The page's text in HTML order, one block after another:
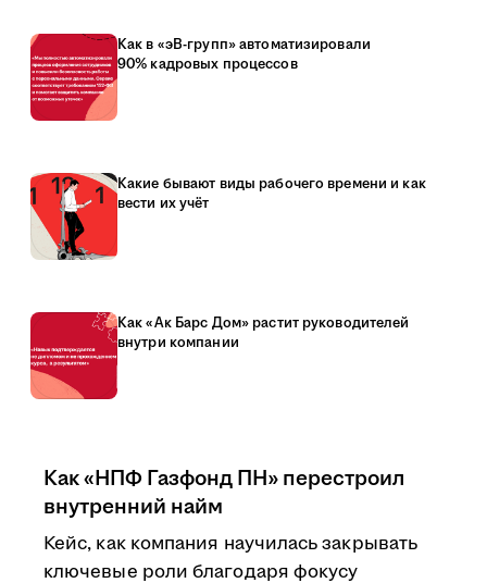
Как в «эВ-групп» автоматизировали
90% кадровых процессов
Какие бывают виды рабочего времени и как
вести их учёт
Как «Ак Барс Дом» растит руководителей
внутри компании
Как «НПФ Газфонд ПН» перестроил
внутренний найм
Кейс, как компания научилась закрывать
ключевые роли благодаря фокусу